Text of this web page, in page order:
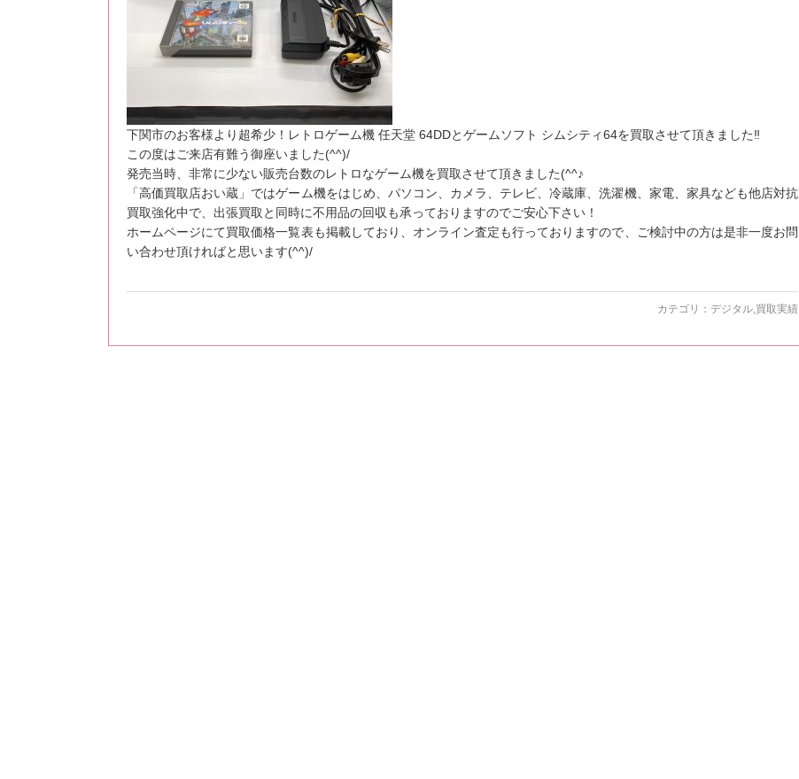
下関市のお客様より超希少！レトロゲーム機 任天堂 64DDとゲームソフト シムシティ64を買取させて頂きました‼
この度はご来店有難う御座いました(^^)/
発売当時、非常に少ない販売台数のレトロなゲーム機を買取させて頂きました(^^♪
「高価買取店おい蔵」ではゲーム機をはじめ、パソコン、カメラ、テレビ、冷蔵庫、洗濯機、家電、家具なども他店対抗
買取強化中で、出張買取と同時に不用品の回収も承っておりますのでご安心下さい！
ホームページにて買取価格一覧表も掲載しており、オンライン査定も行っておりますので、ご検討中の方は是非一度お問
い合わせ頂ければと思います(^^)/
カテゴリ： デジタル,買取実績